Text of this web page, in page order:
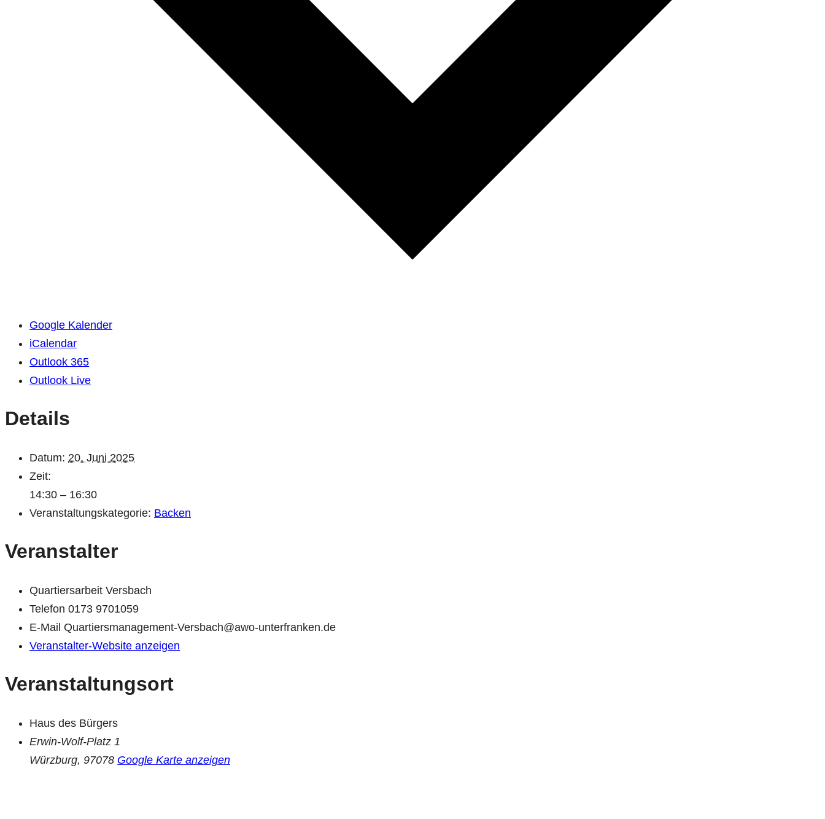
Google Kalender
iCalendar
Outlook 365
Outlook Live
Details
Datum: 20. Juni 2025
Zeit:
14:30 – 16:30
Veranstaltungskategorie: Backen
Veranstalter
Quartiersarbeit Versbach
Telefon 0173 9701059
E-Mail Quartiersmanagement-Versbach@awo-unterfranken.de
Veranstalter-Website anzeigen
Veranstaltungsort
Haus des Bürgers
Erwin-Wolf-Platz 1
Würzburg, 97078 Google Karte anzeigen